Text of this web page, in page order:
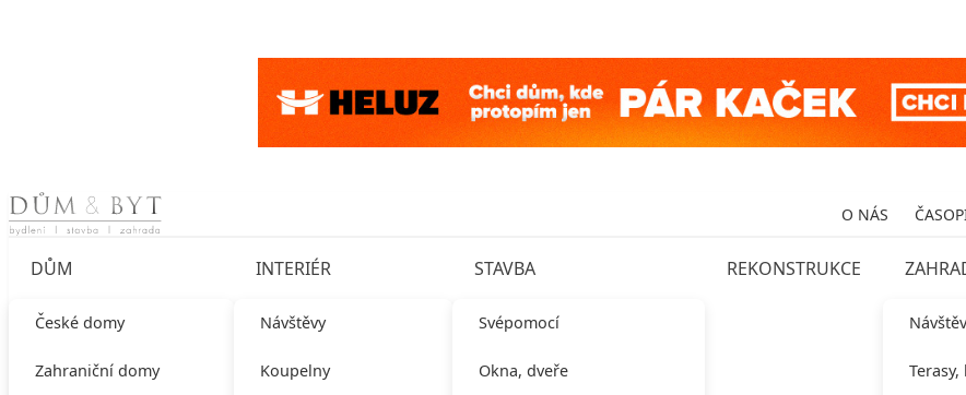
Skip to content O NÁS
DŮM
České domy
Zahraniční domy
INTERIÉR
Návštěvy
Koupelny
STAVBA
Svépomocí
Okna, dveře
REKONSTRUKCE